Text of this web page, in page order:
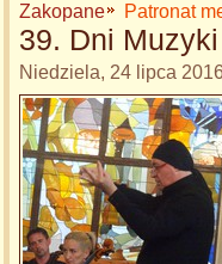
Zakopane Patronat
39. Dni
Niedziela, 24 lipca